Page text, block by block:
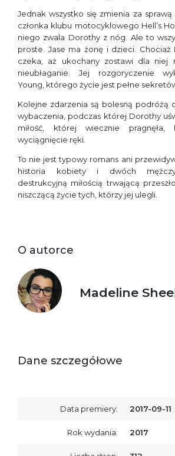
Jednak wszystko się zmienia za sprawą
członka klubu motocyklowego Hell’s
niego zwala Dorothy z nóg. Ale to
proste. Jase ma żonę i dzieci.
czeka, aż ukochany zostawi dla niej
nieubłaganie. Jej rozgoryczenie
Young, którego życie jest pełne
Kolejne zdarzenia są bolesną podróżą
wybaczenia, podczas której Dorothy
miłość, której wiecznie pragnęła,
wyciągnięcie ręki.
To nie jest typowy romans ani
historia kobiety i dwóch
destrukcyjną miłością trwającą
niszczącą życie tych, którzy jej ulegli.
O autorce
Madeline
Dane szczegółowe
Data premiery: 2017-09-11
Rok wydania: 2017